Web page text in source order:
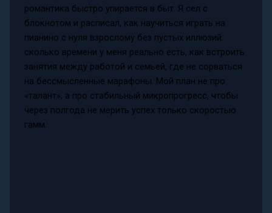
романтика быстро упирается в быт. Я сел с
блокнотом и расписал, как научиться играть на
пианино с нуля взрослому без пустых иллюзий:
сколько времени у меня реально есть, как встроить
занятия между работой и семьей, где не сорваться
на бессмысленные марафоны. Мой план не про
«талант», а про стабильный микропрогресс, чтобы
через полгода не мерить успех только скоростью
гамм.